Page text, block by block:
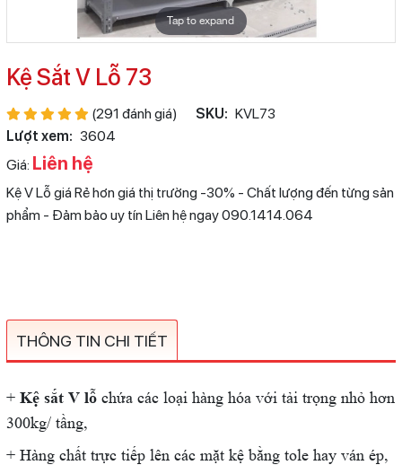
Tap to expand
Kệ Sắt V Lỗ 73
(291 đánh giá) SKU: KVL73
Lượt xem: 3604
Giá: Liên hệ
Kệ V Lỗ giá Rẻ hơn giá thị trường -30% - Chất lượng đến từng sản
phẩm - Đảm bảo uy tín Liên hệ ngay 090.1414.064
THÔNG TIN CHI TIẾT
+ Kệ sắt V lỗ chứa các loại hàng hóa với tải trọng nhỏ hơn
300kg/ tầng,
+ Hàng chất trực tiếp lên các mặt kệ bằng tole hay ván ép,